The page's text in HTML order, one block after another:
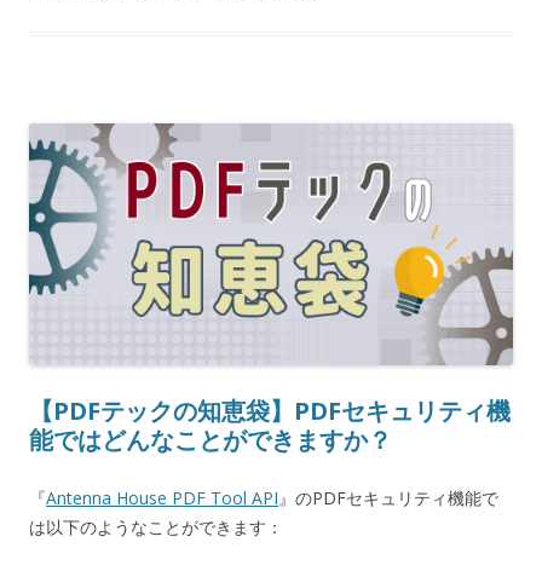
【PDFテックの知恵袋】PDFセキュリティ機
能ではどんなことができますか？
『Antenna House PDF Tool API 』のPDFセキュリティ機能で
は以下のようなことができます：